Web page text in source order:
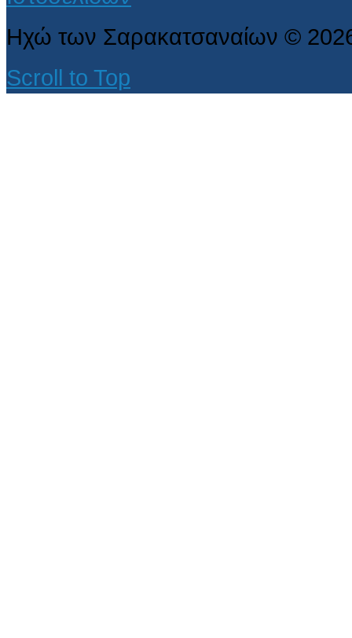
Ηχώ των Σαρακατσαναίων ©
Scroll to Top